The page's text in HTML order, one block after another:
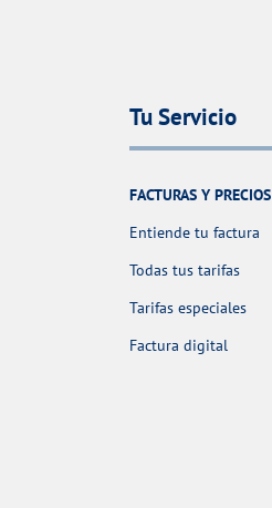
Tu Servicio
FACTURAS Y PRECIOS
Entiende tu factura
Todas tus tarifas
Tarifas especiales
Factura digital